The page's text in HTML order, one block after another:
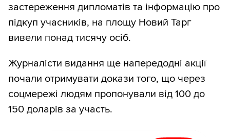
застереження дипломатів та інформацію про
підкуп учасників, на площу Новий Тарг
вивели понад тисячу осіб.
Журналісти видання ще напередодні акції
почали отримувати докази того, що через
соцмережі людям пропонували від 100 до
150 доларів за участь.